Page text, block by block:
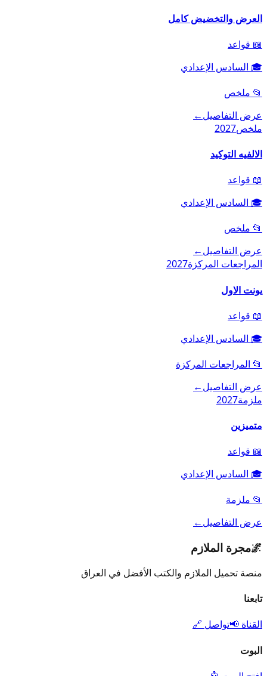
العرض والتخضيض كامل
📖 قواعد
🎓 السادس الإعدادي
📂 ملخص
عرض التفاصيل←
ملخص2027
الالفيه التوكيد
📖 قواعد
🎓 السادس الإعدادي
📂 ملخص
عرض التفاصيل←
المراجعات المركزة2027
يونت الاول
📖 قواعد
🎓 السادس الإعدادي
📂 المراجعات المركزة
عرض التفاصيل←
ملزمة2027
متميزين
📖 قواعد
🎓 السادس الإعدادي
📂 ملزمة
عرض التفاصيل←
🌌مجرة الملازم
منصة تحميل الملازم والكتب الأفضل في العراق
تابعنا
القناة 📢تواصل 🔗
البوت